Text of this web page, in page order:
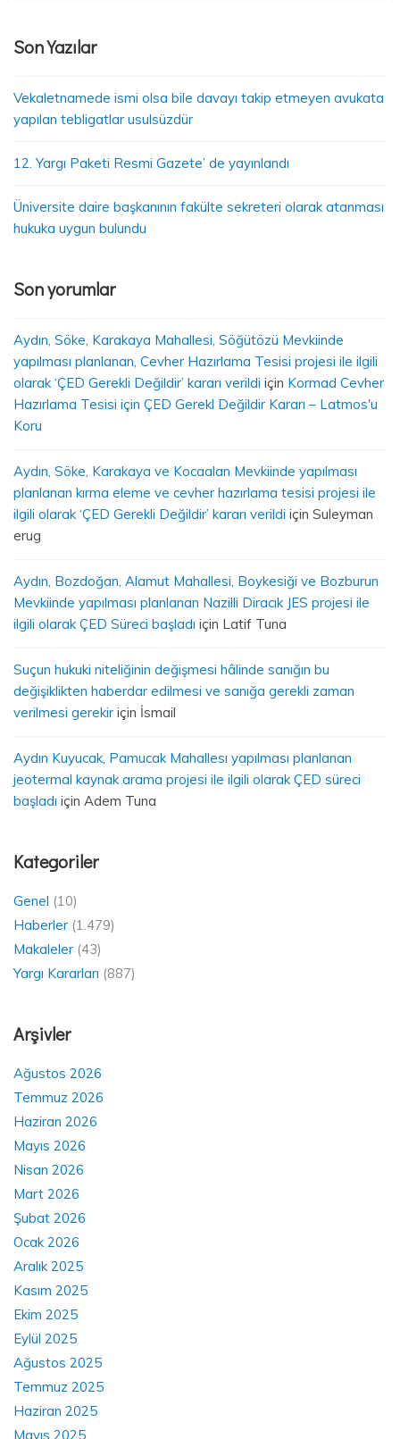
Son Yazılar
Vekaletnamede ismi olsa bile davayı takip etmeyen avukata
yapılan tebligatlar usulsüzdür
12. Yargı Paketi Resmi Gazete’ de yayınlandı
Üniversite daire başkanının fakülte sekreteri olarak atanması
hukuka uygun bulundu
Son yorumlar
Aydın, Söke, Karakaya Mahallesi, Söğütözü Mevkiinde
yapılması planlanan, Cevher Hazırlama Tesisi projesi ile ilgili
olarak ‘ÇED Gerekli Değildir’ kararı verildi için Kormad Cevher
Hazırlama Tesisi için ÇED Gerekl Değildir Kararı – Latmos'u
Koru
Aydın, Söke, Karakaya ve Kocaalan Mevkiinde yapılması
planlanan kırma eleme ve cevher hazırlama tesisi projesi ile
ilgili olarak ‘ÇED Gerekli Değildir’ kararı verildi için Suleyman
erug
Aydın, Bozdoğan, Alamut Mahallesi, Boykesiği ve Bozburun
Mevkiinde yapılması planlanan Nazilli Diracık JES projesi ile
ilgili olarak ÇED Süreci başladı için Latif Tuna
Suçun hukuki niteliğinin değişmesi hâlinde sanığın bu
değişiklikten haberdar edilmesi ve sanığa gerekli zaman
verilmesi gerekir için İsmail
Aydın Kuyucak, Pamucak Mahallesı yapılması planlanan
jeotermal kaynak arama projesi ile ilgili olarak ÇED süreci
başladı için Adem Tuna
Kategoriler
Genel (10)
Haberler (1.479)
Makaleler (43)
Yargı Kararları (887)
Arşivler
Ağustos 2026
Temmuz 2026
Haziran 2026
Mayıs 2026
Nisan 2026
Mart 2026
Şubat 2026
Ocak 2026
Aralık 2025
Kasım 2025
Ekim 2025
Eylül 2025
Ağustos 2025
Temmuz 2025
Haziran 2025
Mayıs 2025